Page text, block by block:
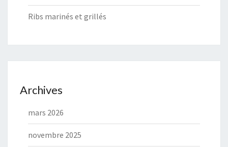
Ribs marinés et grillés
Archives
mars 2026
novembre 2025